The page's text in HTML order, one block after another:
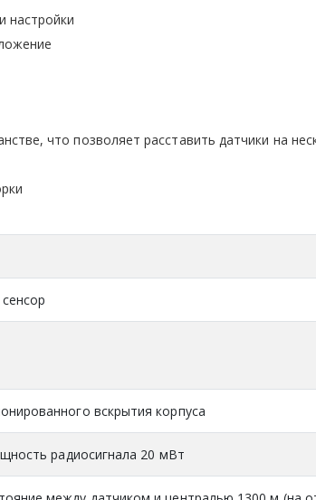
настройки
что позволяет расставить датчики на
вскрытия корпуса
радиосигнала 20 мВт